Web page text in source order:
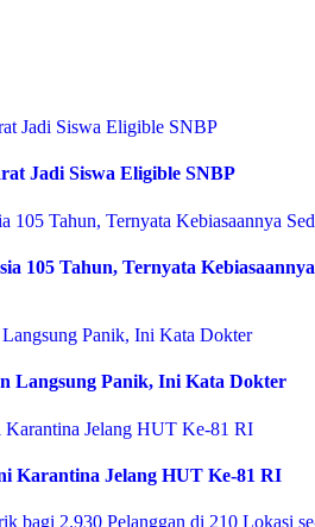
Jadi Siswa Eligible SNBP
105 Tahun, Ternyata Kebiasaannya
Langsung Panik, Ini Kata Dokter
Karantina Jelang HUT Ke-81 RI